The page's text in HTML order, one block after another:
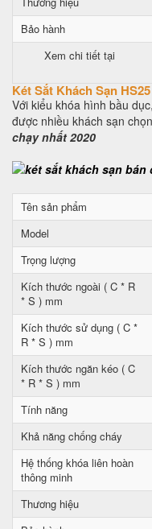
Bảo hành
Xem chi tiết tại
Két Sắt Khách Sạn
Với kiểu khóa hình bầu
được nhiều khách sạn
chạy nhất 2020
Tên sản phẩm
Model
Trọng lượng
Kích thước ngoài ( C * R
* S ) mm
Kích thước sử dụng ( C *
R * S ) mm
Kích thước ngăn kéo ( C
* R * S ) mm
Tính năng
Khả năng chống cháy
Hệ thống khóa liên hoàn
thông minh
Thương hiệu